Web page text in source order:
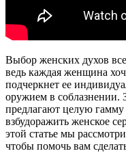
Выбор женских духов
ведь каждая женщина
подчеркнет ее
оружием в
предлагают целую
взбудоражить женское
этой статье мы
чтобы помочь вам